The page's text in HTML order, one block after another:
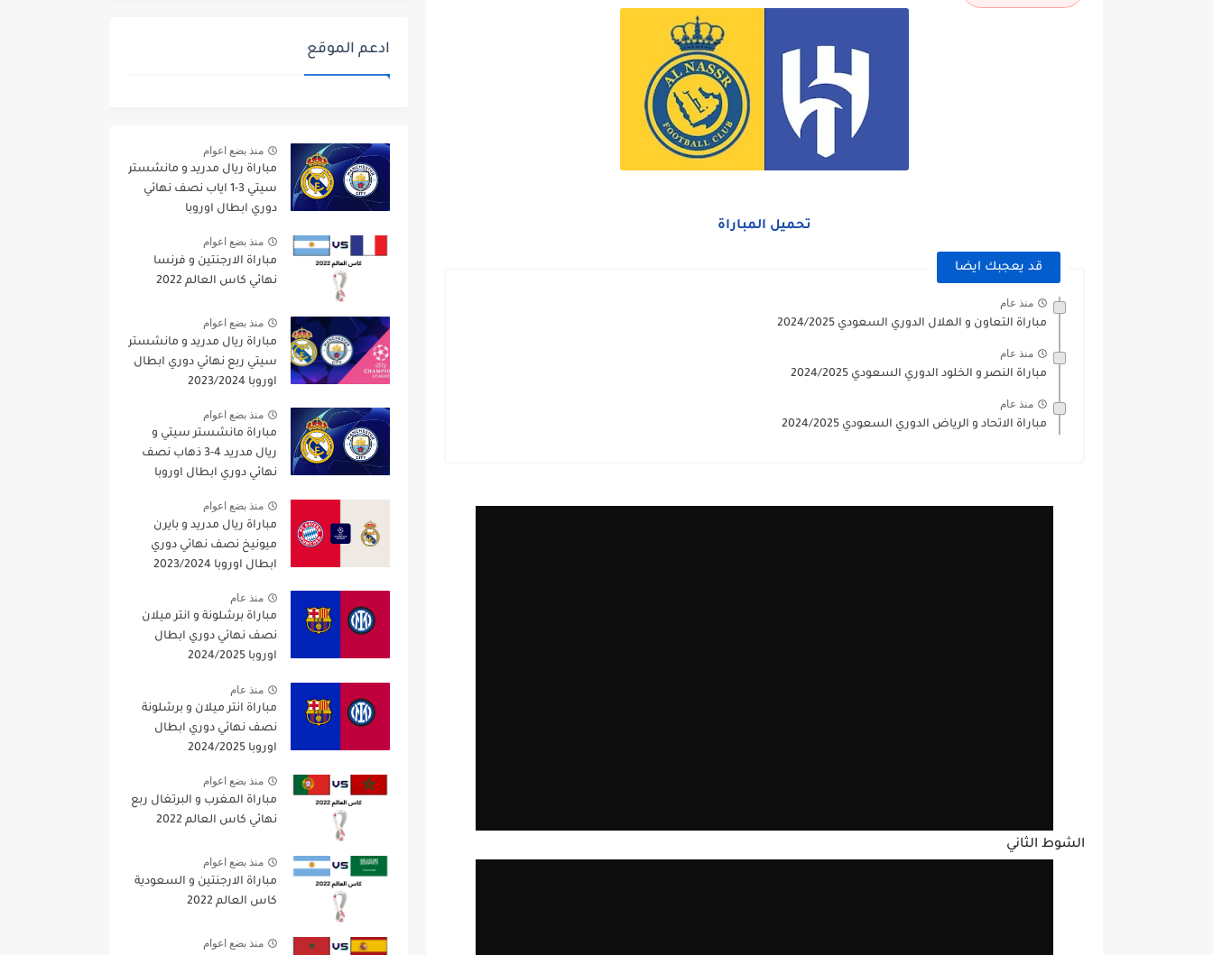
تحميل المباراة
قد يعجبك ايضا
منذ عام
مباراة التعاون و الهلال الدوري السعودي 2024/2025
منذ عام
مباراة النصر و الخلود الدوري السعودي 2024/2025
منذ عام
مباراة الاتحاد و الرياض الدوري السعودي 2024/2025
الشوط الثاني
ادعم الموقع
منذ بضع اعوام
مباراة ريال مدريد و مانشستر
سيتي 3-1 اياب نصف نهائي
دوري ابطال اوروبا
منذ بضع اعوام
مباراة الارجنتين و فرنسا
نهائي كاس العالم 2022
منذ بضع اعوام
مباراة ريال مدريد و مانشستر
سيتي ربع نهائي دوري ابطال
اوروبا 2023/2024
منذ بضع اعوام
مباراة مانشستر سيتي و
ريال مدريد 4-3 ذهاب نصف
نهائي دوري ابطال اوروبا
منذ بضع اعوام
مباراة ريال مدريد و بايرن
ميونيخ نصف نهائي دوري
ابطال اوروبا 2023/2024
منذ عام
مباراة برشلونة و انتر ميلان
نصف نهائي دوري ابطال
اوروبا 2024/2025
منذ عام
مباراة انتر ميلان و برشلونة
نصف نهائي دوري ابطال
اوروبا 2024/2025
منذ بضع اعوام
مباراة المغرب و البرتغال ربع
نهائي كاس العالم 2022
منذ بضع اعوام
مباراة الارجنتين و السعودية
كاس العالم 2022
منذ بضع اعوام